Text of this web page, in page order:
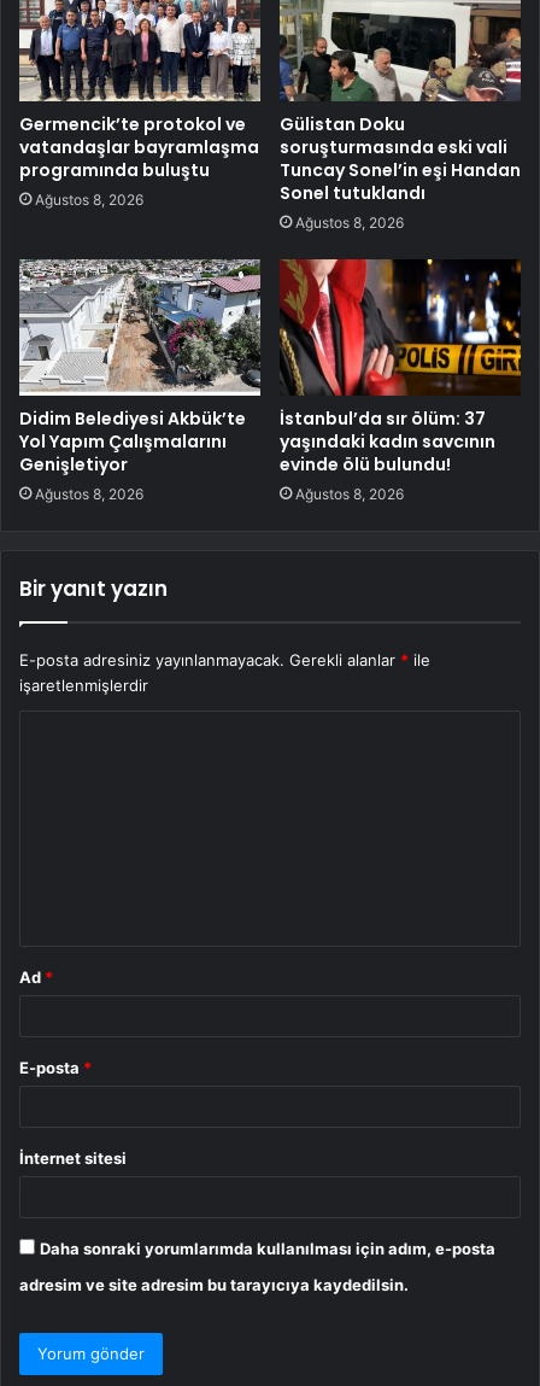
Germencik’te protokol ve
vatandaşlar bayramlaşma
programında buluştu
Ağustos 8, 2026
Gülistan Doku
soruşturmasında eski vali
Tuncay Sonel’in eşi Handan
Sonel tutuklandı
Ağustos 8, 2026
Didim Belediyesi Akbük’te
Yol Yapım Çalışmalarını
Genişletiyor
Ağustos 8, 2026
İstanbul’da sır ölüm: 37
yaşındaki kadın savcının
evinde ölü bulundu!
Ağustos 8, 2026
Bir yanıt yazın
E-posta adresiniz yayınlanmayacak. Gerekli alanlar * ile
işaretlenmişlerdir
Ad *
E-posta *
İnternet sitesi
Daha sonraki yorumlarımda kullanılması için adım, e-posta
adresim ve site adresim bu tarayıcıya kaydedilsin.